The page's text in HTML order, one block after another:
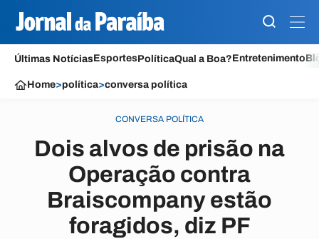
Últimas NotíciasEsportesPolíticaQual a Boa?Entretenimento
Home>política>conversa política
CONVERSA POLÍTICA
Dois alvos de prisão na
Operação contra
Braiscompany estão
foragidos, diz PF